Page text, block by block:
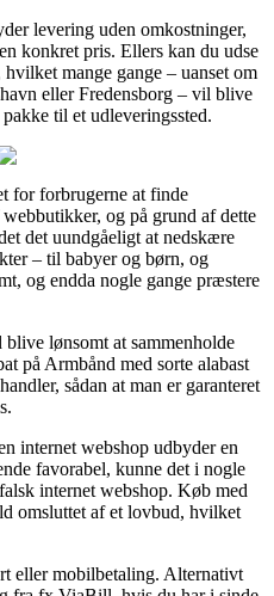
levering uden omkostninger,
konkret pris. Ellers kan du udse
mange gange – uanset om
eller Fredensborg – vil blive
til et udleveringssted.
for forbrugerne at finde
og på grund af dette
det uundgåeligt at nedskære
– til babyer og børn, og
og endda nogle gange præstere
lønsomt at sammenholde
på Armbånd med sorte alabast
sådan at man er garanteret
internet webshop udbyder en
favorabel, kunne det i nogle
internet webshop. Køb med
omsluttet af et lovbud, hvilket
eller mobilbetaling. Alternativt